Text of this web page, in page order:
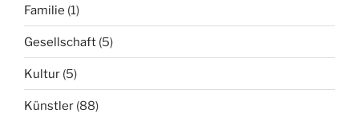
Familie (1)
Gesellschaft (5)
Kultur (5)
Künstler (88)